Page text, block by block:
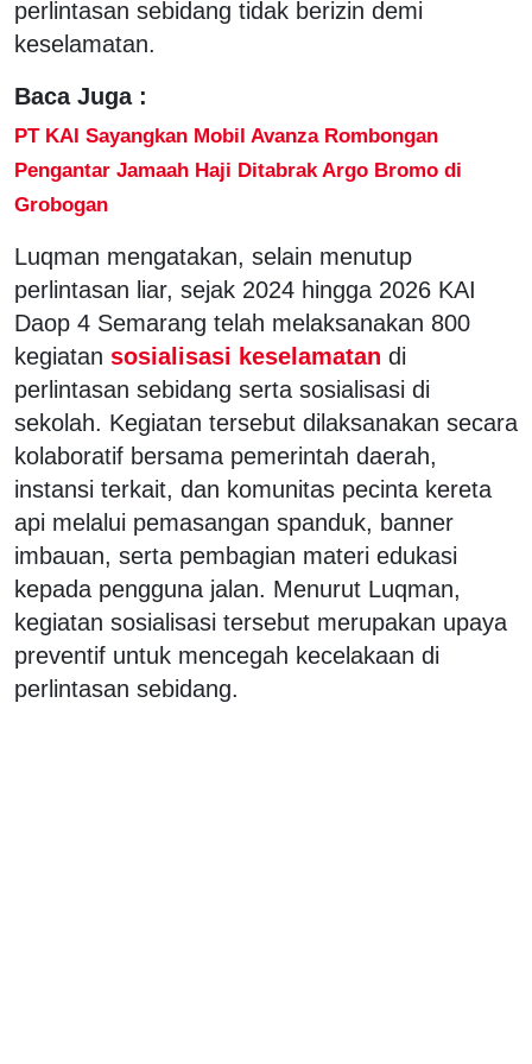
perlintasan sebidang tidak berizin demi
keselamatan.
Baca Juga :
PT KAI Sayangkan Mobil Avanza Rombongan
Pengantar Jamaah Haji Ditabrak Argo Bromo di
Grobogan
Luqman mengatakan, selain menutup
perlintasan liar, sejak 2024 hingga 2026 KAI
Daop 4 Semarang telah melaksanakan 800
kegiatan sosialisasi keselamatan di
perlintasan sebidang serta sosialisasi di
sekolah. Kegiatan tersebut dilaksanakan secara
kolaboratif bersama pemerintah daerah,
instansi terkait, dan komunitas pecinta kereta
api melalui pemasangan spanduk, banner
imbauan, serta pembagian materi edukasi
kepada pengguna jalan. Menurut Luqman,
kegiatan sosialisasi tersebut merupakan upaya
preventif untuk mencegah kecelakaan di
perlintasan sebidang.